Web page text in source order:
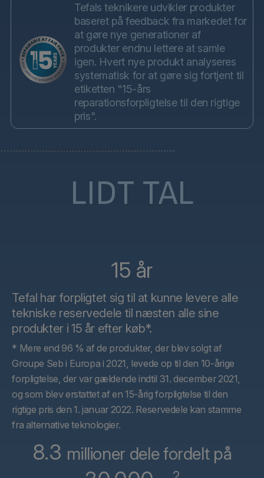
Tefals teknikere udvikler produkter
baseret på feedback fra markedet for
at gøre nye generationer af
produkter endnu lettere at samle
igen. Hvert nye produkt analyseres
systematisk for at gøre sig fortjent til
etiketten "15-års
reparationsforpligtelse til den rigtige
pris".
LIDT TAL
15 år
Tefal har forpligtet sig til at kunne levere alle
tekniske reservedele til næsten alle sine
produkter i 15 år efter køb*.
* Mere end 96 % af de produkter, der blev solgt af
Groupe Seb i Europa i 2021, levede op til den 10-årige
forpligtelse, der var gældende indtil 31. december 2021,
og som blev erstattet af en 15-årig forpligtelse til den
rigtige pris den 1. januar 2022. Reservedele kan stamme
fra alternative teknologier.
8.3 millioner dele fordelt på